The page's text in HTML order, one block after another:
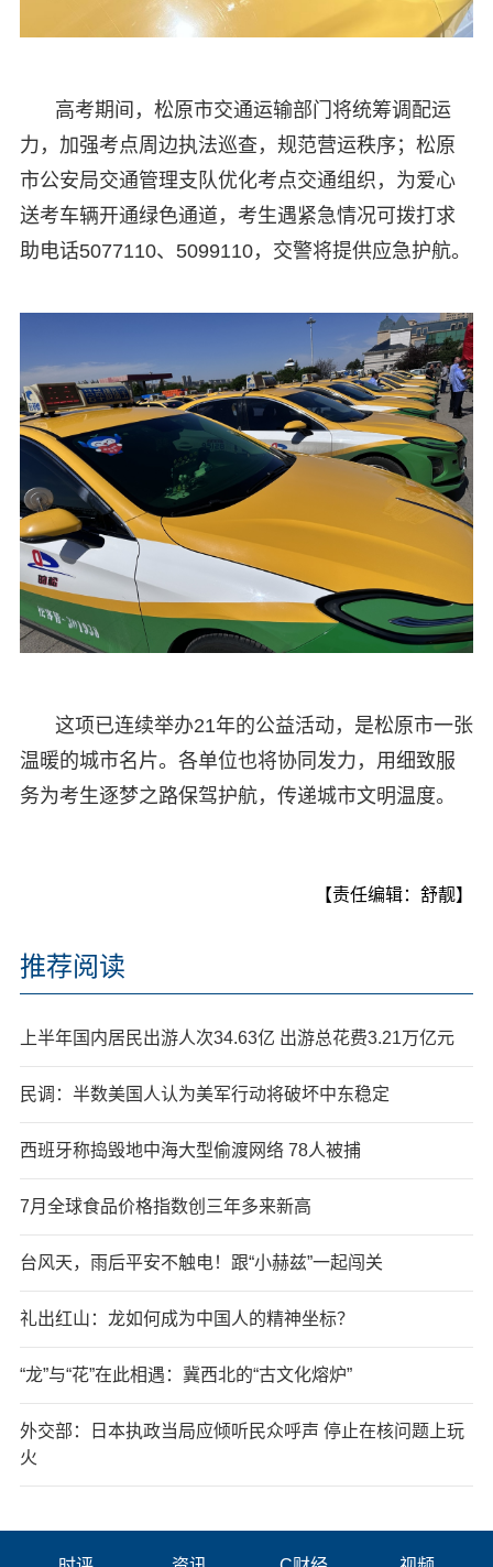
高考期间，松原市交通运输部门将统筹调配运
力，加强考点周边执法巡查，规范营运秩序；松原
市公安局交通管理支队优化考点交通组织，为爱心
送考车辆开通绿色通道，考生遇紧急情况可拨打求
助电话5077110、5099110，交警将提供应急护航。
这项已连续举办21年的公益活动，是松原市一张
温暖的城市名片。各单位也将协同发力，用细致服
务为考生逐梦之路保驾护航，传递城市文明温度。
【责任编辑：舒靓】
推荐阅读
上半年国内居民出游人次34.63亿 出游总花费3.21万亿元
民调：半数美国人认为美军行动将破坏中东稳定
西班牙称捣毁地中海大型偷渡网络 78人被捕
7月全球食品价格指数创三年多来新高
台风天，雨后平安不触电！跟“小赫兹”一起闯关
礼出红山：龙如何成为中国人的精神坐标？
“龙”与“花”在此相遇：冀西北的“古文化熔炉”
外交部：日本执政当局应倾听民众呼声 停止在核问题上玩
火